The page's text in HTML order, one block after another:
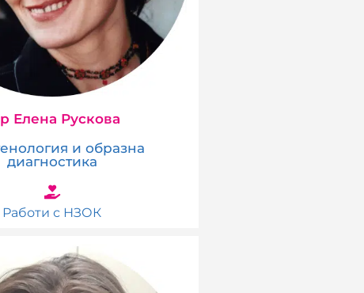
Елена Рускова
и образна
диагностика
Работи с НЗОК